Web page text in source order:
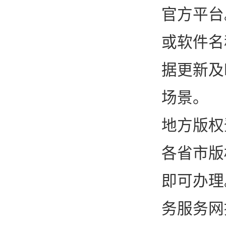
官方平
或软件
据更新
场景。
地方版
各省市
即可办
务服务